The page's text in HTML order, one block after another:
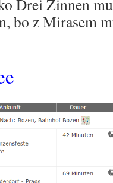
Drei Zinnen
bo z Mirasem